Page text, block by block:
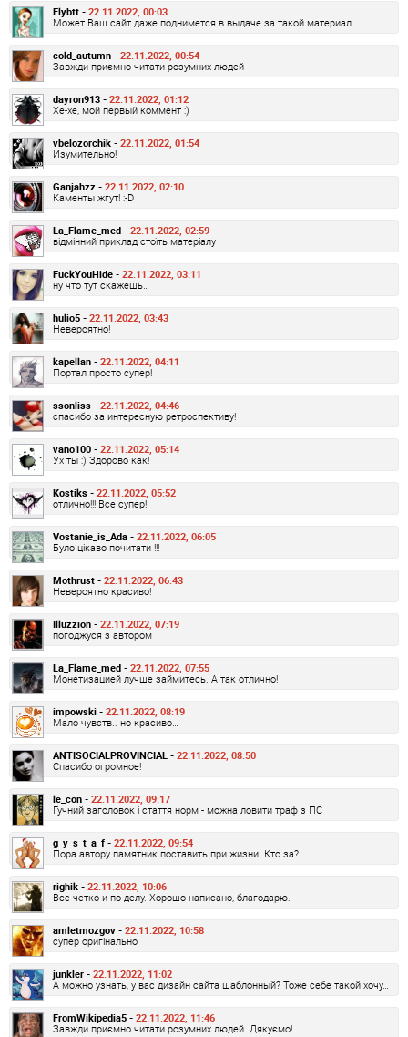
Flybtt - 22.11.2022, 00:03
Может Ваш сайт даже поднимется в выдаче за такой материал.
cold_autumn - 22.11.2022, 00:54
Завжди приємно читати розумних людей
dayron913 - 22.11.2022, 01:12
Хе-хе, мой первый коммент :)
vbelozorchik - 22.11.2022, 01:54
Изумительно!
Ganjahzz - 22.11.2022, 02:10
Каменты жгут! :-D
La_Flame_med - 22.11.2022, 02:59
відмінний приклад стоїть матеріалу
FuckYouHide - 22.11.2022, 03:11
ну что тут скажешь…
hulio5 - 22.11.2022, 03:43
Невероятно!
kapellan - 22.11.2022, 04:11
Портал просто супер!
ssonliss - 22.11.2022, 04:46
спасибо за интересную ретроспективу!
vano100 - 22.11.2022, 05:14
Ух ты :) Здорово как!
Kostiks - 22.11.2022, 05:52
отлично!!! Все супер!
Vostanie_is_Ada - 22.11.2022, 06:05
Було цікаво почитати !!!
Mothrust - 22.11.2022, 06:43
Невероятно красиво!
Illuzzion - 22.11.2022, 07:19
погоджуся з автором
La_Flame_med - 22.11.2022, 07:55
Монетизацией лучше займитесь. А так отлично!
impowski - 22.11.2022, 08:19
Мало чувств.. но красиво…
ANTISOCIALPROVINCIAL - 22.11.2022, 08:50
Спасибо огромное!
le_con - 22.11.2022, 09:17
Гучний заголовок і стаття норм - можна ловити траф з ПС
g_y_s_t_a_f - 22.11.2022, 09:54
Пора автору памятник поставить при жизни. Кто за?
righik - 22.11.2022, 10:06
Все четко и по делу. Хорошо написано, благодарю.
amletmozgov - 22.11.2022, 10:58
супер оригінально
junkler - 22.11.2022, 11:02
А можно узнать, у вас дизайн сайта шаблонный? Тоже себе такой хочу…
FromWikipedia5 - 22.11.2022, 11:46
Завжди приємно читати розумних людей. Дякуємо!